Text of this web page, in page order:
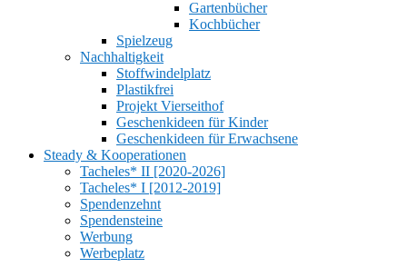
Gartenbücher
Kochbücher
Spielzeug
Nachhaltigkeit
Stoffwindelplatz
Plastikfrei
Projekt Vierseithof
Geschenkideen für Kinder
Geschenkideen für Erwachsene
Steady & Kooperationen
Tacheles* II [2020-2026]
Tacheles* I [2012-2019]
Spendenzehnt
Spendensteine
Werbung
Werbeplatz